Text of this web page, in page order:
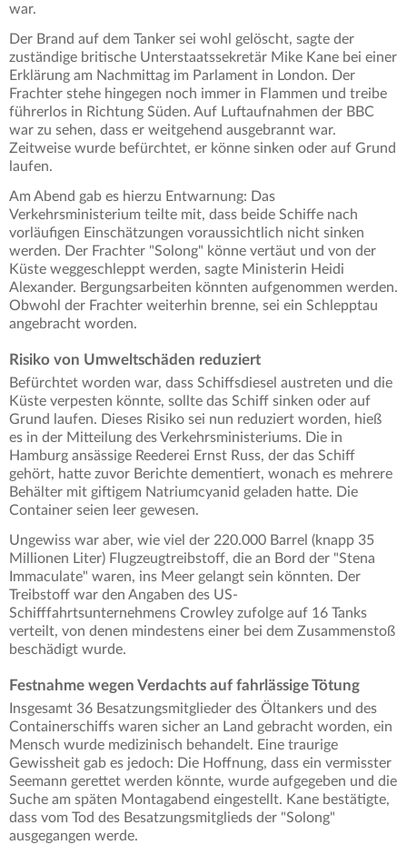
war.
Der Brand auf dem Tanker sei wohl gelöscht, sagte der
zuständige britische Unterstaatssekretär Mike Kane bei einer
Erklärung am Nachmittag im Parlament in London. Der
Frachter stehe hingegen noch immer in Flammen und treibe
führerlos in Richtung Süden. Auf Luftaufnahmen der BBC
war zu sehen, dass er weitgehend ausgebrannt war.
Zeitweise wurde befürchtet, er könne sinken oder auf Grund
laufen.
Am Abend gab es hierzu Entwarnung: Das
Verkehrsministerium teilte mit, dass beide Schiffe nach
vorläufigen Einschätzungen voraussichtlich nicht sinken
werden. Der Frachter "Solong" könne vertäut und von der
Küste weggeschleppt werden, sagte Ministerin Heidi
Alexander. Bergungsarbeiten könnten aufgenommen werden.
Obwohl der Frachter weiterhin brenne, sei ein Schlepptau
angebracht worden.
Risiko von Umweltschäden reduziert
Befürchtet worden war, dass Schiffsdiesel austreten und die
Küste verpesten könnte, sollte das Schiff sinken oder auf
Grund laufen. Dieses Risiko sei nun reduziert worden, hieß
es in der Mitteilung des Verkehrsministeriums. Die in
Hamburg ansässige Reederei Ernst Russ, der das Schiff
gehört, hatte zuvor Berichte dementiert, wonach es mehrere
Behälter mit giftigem Natriumcyanid geladen hatte. Die
Container seien leer gewesen.
Ungewiss war aber, wie viel der 220.000 Barrel (knapp 35
Millionen Liter) Flugzeugtreibstoff, die an Bord der "Stena
Immaculate" waren, ins Meer gelangt sein könnten. Der
Treibstoff war den Angaben des US-
Schifffahrtsunternehmens Crowley zufolge auf 16 Tanks
verteilt, von denen mindestens einer bei dem Zusammenstoß
beschädigt wurde.
Festnahme wegen Verdachts auf fahrlässige Tötung
Insgesamt 36 Besatzungsmitglieder des Öltankers und des
Containerschiffs waren sicher an Land gebracht worden, ein
Mensch wurde medizinisch behandelt. Eine traurige
Gewissheit gab es jedoch: Die Hoffnung, dass ein vermisster
Seemann gerettet werden könnte, wurde aufgegeben und die
Suche am späten Montagabend eingestellt. Kane bestätigte,
dass vom Tod des Besatzungsmitglieds der "Solong"
ausgegangen werde.